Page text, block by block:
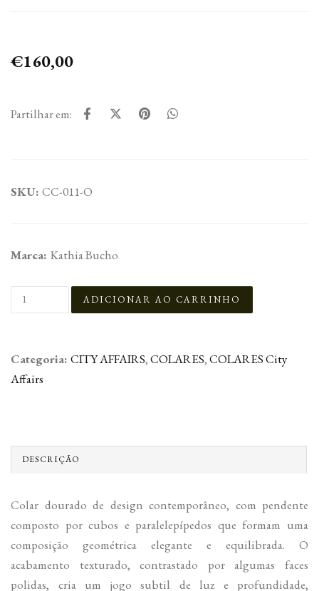
€160,00
Partilhar em:
SKU: CC-011-O
Marca: Kathia Bucho
Categoria: CITY AFFAIRS,COLARES,COLARES City
Affairs
DESCRIÇÃO
Colar dourado de design contemporâneo, com pendente
composto por cubos e paralelepípedos que formam uma
composição geométrica elegante e equilibrada. O
acabamento texturado, contrastado por algumas faces
polidas, cria um jogo subtil de luz e profundidade,